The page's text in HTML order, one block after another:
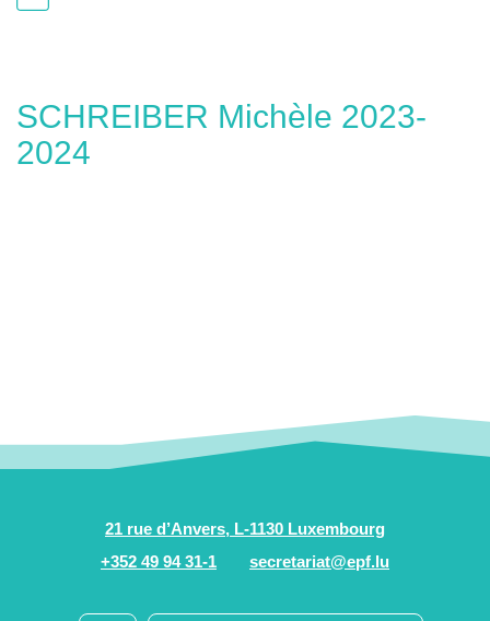
SCHREIBER Michèle 2023-
2024
21 rue d’Anvers, L-1130 Luxembourg
+352 49 94 31-1
secretariat@epf.lu